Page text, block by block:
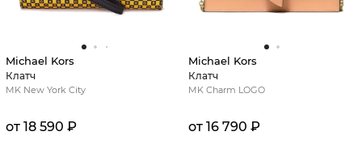
Michael Kors
Клатч
MK New York City
от 18 590 ₽
Michael Kors
Клатч
MK Charm LOGO
от 16 790 ₽